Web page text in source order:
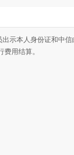
示本人身份证和中
用结算。